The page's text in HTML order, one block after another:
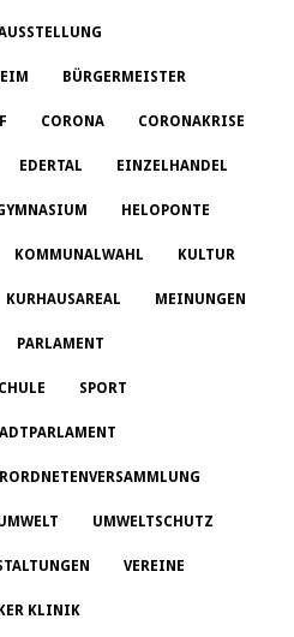
BÜRGERMEISTER
CORONA CORONAKRISE
EDERTAL EINZELHANDEL
HELOPONTE
KOMMUNALWAHL KULTUR
KURHAUSAREAL MEINUNGEN
PARLAMENT
SPORT
UMWELTSCHUTZ
VEREINE
KLINIK